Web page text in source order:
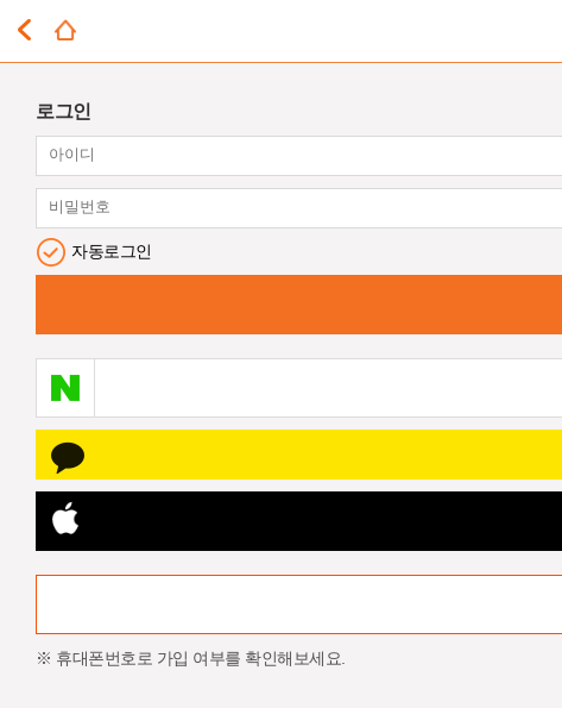
로그인
자동로그인
※ 휴대폰번호로 가입 여부를 확인해보세요.